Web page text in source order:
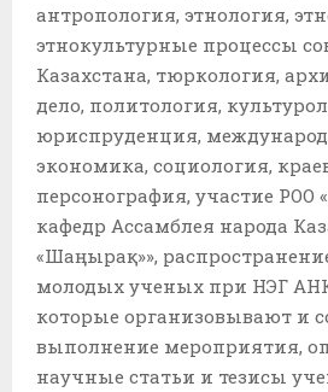
антропология, этнология,
этнокультурные процессы
Казахстана, тюркология,
дело, политология,
юриспруденция,
экономика, социология,
персонография, участие РОО
кафедр Ассамблея народа
«Шаңырақ»»,
молодых ученых при НЭГ
которые организовывают и
выполнение мероприятия,
научные статьи и тезисы